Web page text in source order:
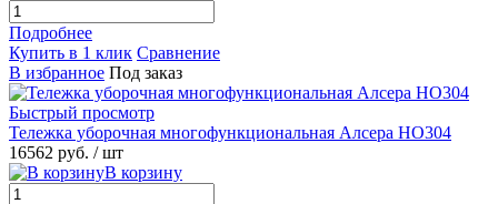
Подробнее
Купить в 1 клик Сравнение
В избранное Под заказ
Быстрый просмотр
Тележка уборочная многофункциональная Алсера HO304
16562 руб. / шт
В корзину